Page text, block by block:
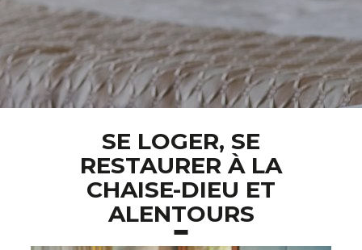
SE LOGER, SE
RESTAURER À LA
CHAISE-DIEU ET
ALENTOURS